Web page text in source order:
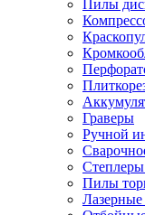
Пилы
Граверы
Ручной
Степлеры
Пилы
Лазерные